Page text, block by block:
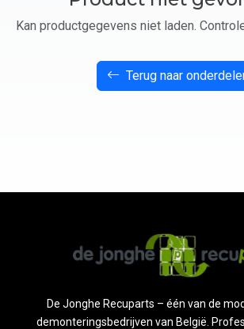
Kan productgegevens niet laden.
Terug naar
De Jonghe Recuparts – één van de
demonteringsbedrijven van België.